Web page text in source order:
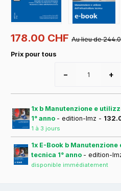
178.00 CHF Au lieu de
Prix pour tous
− +
1x b Manutenzione e
1° anno - edition-lmz -
1 à 3 jours
1x E-Book b
tecnica 1° anno - edition-
disponible immédiatement